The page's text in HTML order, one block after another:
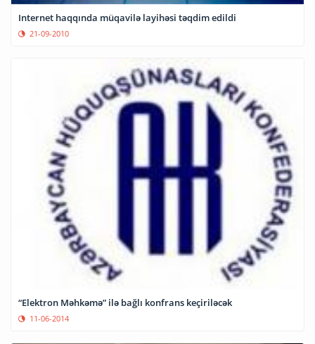
Internet haqqında müqavilə layihəsi təqdim edildi
21-09-2010
“Elektron Məhkəmə” ilə bağlı konfrans keçiriləcək
11-06-2014